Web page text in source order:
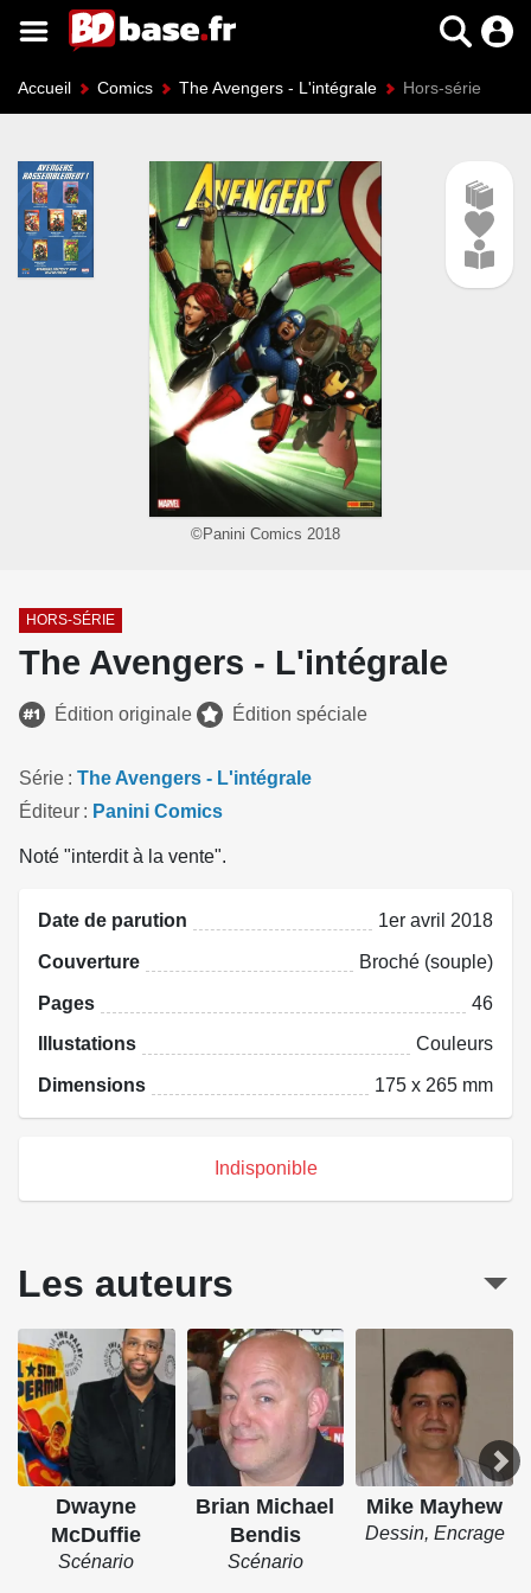
Accueil Comics The Avengers - L'intégrale Hors-série
©Panini Comics 2018
HORS-SÉRIE
The Avengers - L'intégrale
Édition originale Édition spéciale
Série
The Avengers - L'intégrale
Éditeur
Panini Comics
Noté "interdit à la vente".
Date de parution 1er avril 2018
Couverture Broché (souple)
Pages 46
Illustations Couleurs
Dimensions 175 x 265 mm
Indisponible
Les auteurs
Dwayne
McDuffie
Scénario
Brian Michael
Bendis
Scénario
Mike Mayhew
Dessin, Encrage